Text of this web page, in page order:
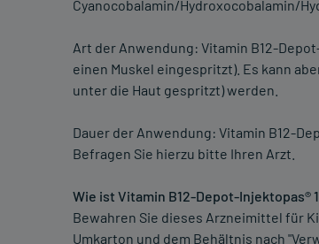
Cyanocobalamin/Hydroxocobalamin/
Art der Anwendung: Vitamin B12-
einen Muskel eingespritzt). Es kann
unter die Haut gespritzt) werden.
Dauer der Anwendung: Vitamin B12-
Befragen Sie hierzu bitte Ihren Arzt.
Wie ist Vitamin B12-Depot-Injektopas®
Bewahren Sie dieses Arzneimittel für
Umkarton und dem Behältnis nach